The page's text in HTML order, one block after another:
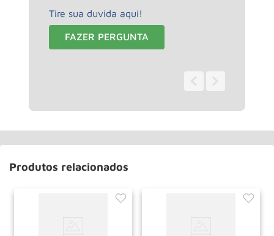
Tire sua duvida aqui!
FAZER PERGUNTA
Produtos relacionados